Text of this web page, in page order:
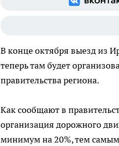
В конце октября выезд из
теперь там будет
правительства региона.
Как сообщают в
организация дорожного
минимум на 20%, тем